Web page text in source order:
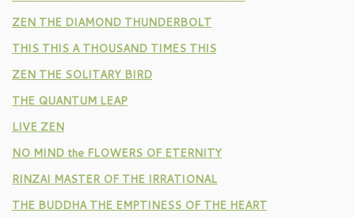
ZEN THE DIAMOND THUNDERBOLT
THIS THIS A THOUSAND TIMES THIS
ZEN THE SOLITARY BIRD
THE QUANTUM LEAP
LIVE ZEN
NO MIND the FLOWERS OF ETERNITY
RINZAI MASTER OF THE IRRATIONAL
THE BUDDHA THE EMPTINESS OF THE HEART